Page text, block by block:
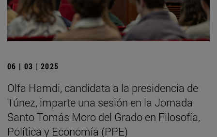
06 | 03 | 2025
Olfa Hamdi, candidata a la presidencia de
Túnez, imparte una sesión en la Jornada
Santo Tomás Moro del Grado en Filosofía,
Política y Economía (PPE)